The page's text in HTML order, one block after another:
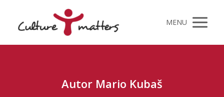
MENU
Autor Mario Kubaš